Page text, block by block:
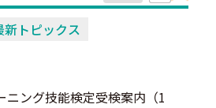
新トピックス
ニング技能検定受検案内（1